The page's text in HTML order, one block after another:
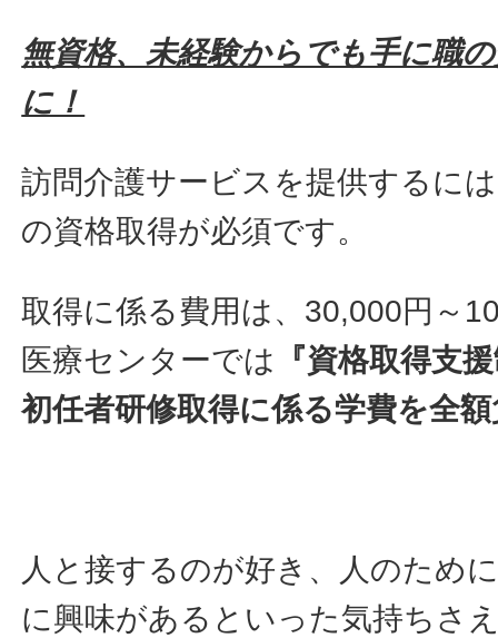
無資格、未経験からでも手に職
に！
訪問介護サービスを提供するに
の資格取得が必須です。
取得に係る費用は、30,000円～
医療センターでは
『資格取得支
初任者研修取得に係る学費を全
人と接するのが好き、人のため
に興味があるといった気持ちさ